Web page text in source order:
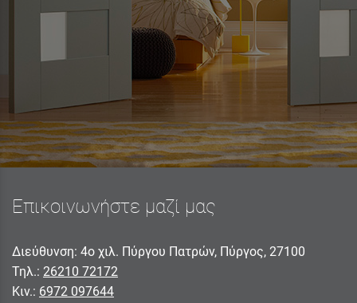
Επικοινωνήστε μαζί μας
Διεύθυνση: 4ο χιλ. Πύργου Πατρών, Πύργος, 27100
Τηλ.: 26210 72172
Κιν.: 6972 097644